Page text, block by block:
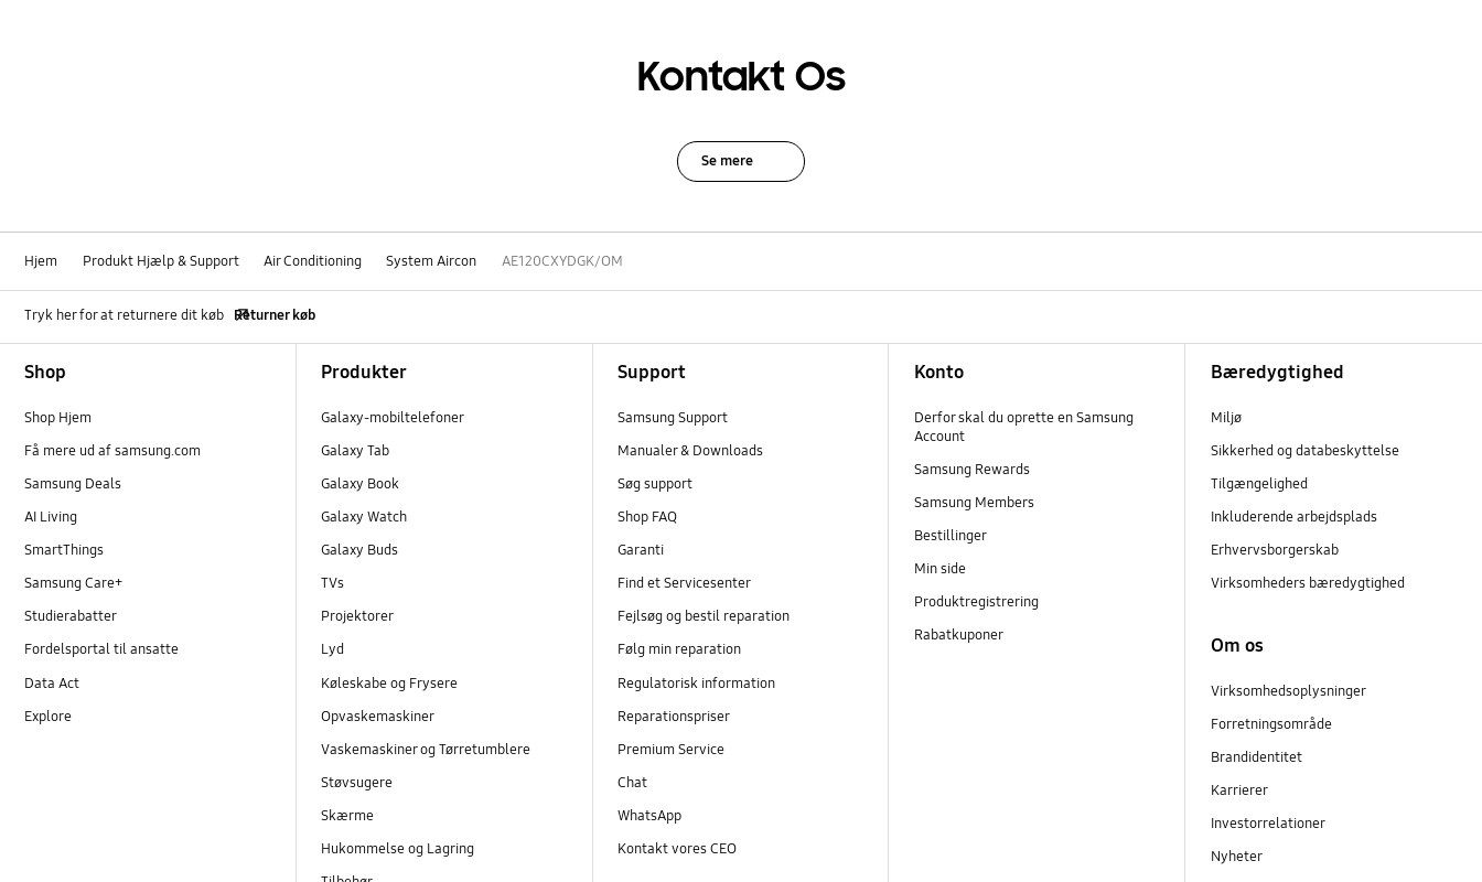
Kontakt Os
Se mere
Hjem Produkt Hjælp & Support Air Conditioning System Aircon AE120CXYDGK/OM
Tryk her for at returnere dit køb Returner køb
Shop
Shop Hjem
Få mere ud af samsung.com
Samsung Deals
AI Living
SmartThings
Samsung Care+
Studierabatter
Fordelsportal til ansatte
Data Act
Explore
Produkter
Galaxy-mobiltelefoner
Galaxy Tab
Galaxy Book
Galaxy Watch
Galaxy Buds
TVs
Projektorer
Lyd
Køleskabe og Frysere
Opvaskemaskiner
Vaskemaskiner og Tørretumblere
Støvsugere
Skærme
Hukommelse og Lagring
Support
Samsung Support
Manualer & Downloads
Søg support
Shop FAQ
Garanti
Find et Servicesenter
Fejlsøg og bestil reparation
Følg min reparation
Regulatorisk information
Reparationspriser
Premium Service
Chat
WhatsApp
Kontakt vores CEO
Konto
Derfor skal du oprette en Samsung
Account
Samsung Rewards
Samsung Members
Bestillinger
Min side
Produktregistrering
Rabatkuponer
Bæredygtighed
Miljø
Sikkerhed og databeskyttelse
Tilgængelighed
Inkluderende arbejdsplads
Erhvervsborgerskab
Virksomheders bæredygtighed
Om os
Virksomhedsoplysninger
Forretningsområde
Brandidentitet
Karrierer
Investorrelationer
Nyheter